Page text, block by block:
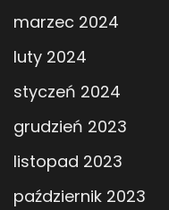
marzec 2024
luty 2024
styczeń 2024
grudzień 2023
listopad 2023
październik 2023